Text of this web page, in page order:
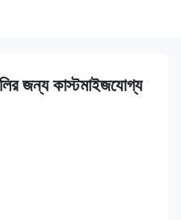
জন্য কাস্টমাইজযোগ্য